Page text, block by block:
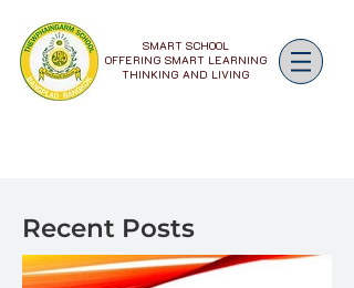
SMART SCHOOL
OFFERING SMART LEARNING
THINKING AND LIVING
Recent Posts